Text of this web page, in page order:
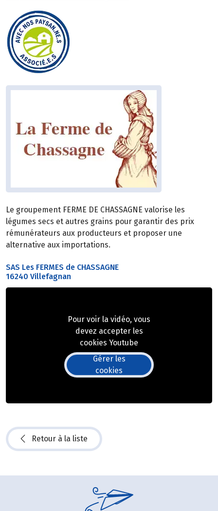
Le groupement FERME DE CHASSAGNE valorise les
légumes secs et autres grains pour garantir des prix
rémunérateurs aux producteurs et proposer une
alternative aux importations.
SAS Les FERMES de CHASSAGNE
16240 Villefagnan
Pour voir la vidéo, vous
devez accepter les
cookies Youtube
Gérer les
cookies
Retour à la liste